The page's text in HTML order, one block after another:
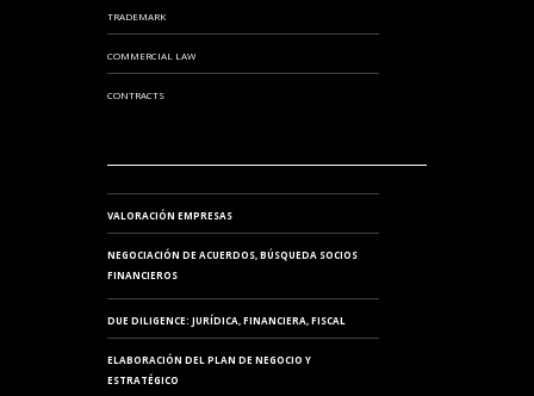
TRADEMARK
COMMERCIAL LAW
CONTRACTS
VALORACIÓN EMPRESAS
NEGOCIACIÓN DE ACUERDOS, BÚSQUEDA SOCIOS
FINANCIEROS
DUE DILIGENCE: JURÍDICA, FINANCIERA, FISCAL
ELABORACIÓN DEL PLAN DE NEGOCIO Y
ESTRATÉGICO